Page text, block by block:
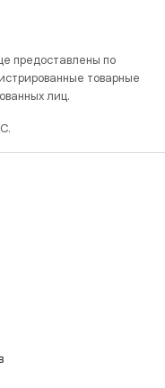
предоставлены по
товарные
лиц.